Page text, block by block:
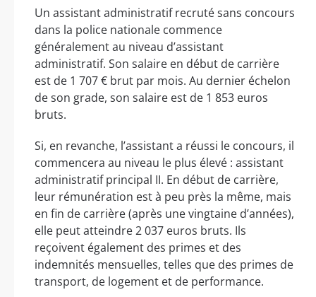
Un assistant administratif recruté sans concours
dans la police nationale commence
généralement au niveau d’assistant
administratif. Son salaire en début de carrière
est de 1 707 € brut par mois. Au dernier échelon
de son grade, son salaire est de 1 853 euros
bruts.
Si, en revanche, l’assistant a réussi le concours, il
commencera au niveau le plus élevé : assistant
administratif principal II. En début de carrière,
leur rémunération est à peu près la même, mais
en fin de carrière (après une vingtaine d’années),
elle peut atteindre 2 037 euros bruts. Ils
reçoivent également des primes et des
indemnités mensuelles, telles que des primes de
transport, de logement et de performance.